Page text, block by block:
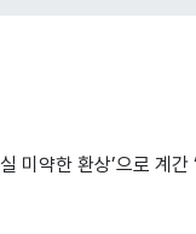
미약한 환상’으로 계